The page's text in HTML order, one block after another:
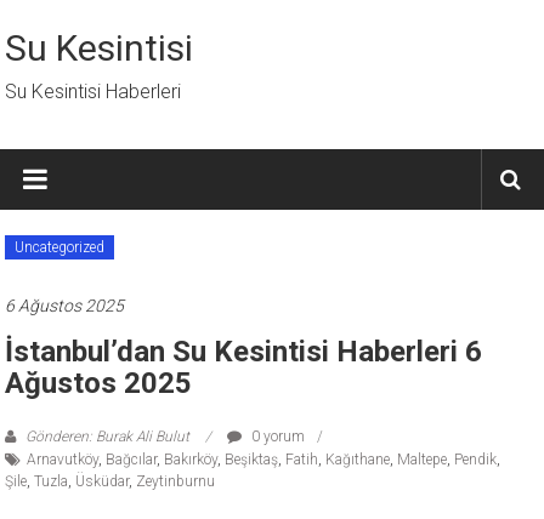
geç
Su Kesintisi
Su Kesintisi Haberleri
Uncategorized
6 Ağustos 2025
İstanbul’dan Su Kesintisi Haberleri 6
Ağustos 2025
Gönderen: Burak Ali Bulut
0 yorum
Arnavutköy, Bağcılar, Bakırköy, Beşiktaş, Fatih, Kağıthane, Maltepe, Pendik,
Şile,Tuzla, Üsküdar, Zeytinburnu